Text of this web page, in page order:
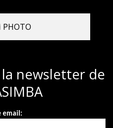
newsletter de
email: